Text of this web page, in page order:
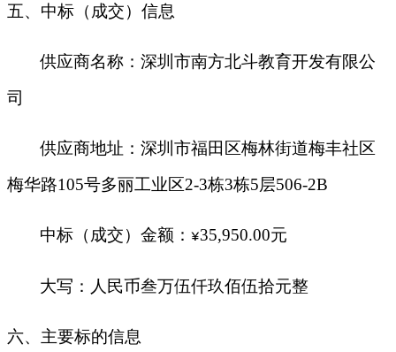
五、中标（成交）信息
供应商名称： 深圳市南方北斗教育开发有限公
司
供应商地址：深圳市福田区梅林街道梅丰社区
梅华路105号多丽工业区2-3栋3栋5层506-2B
中标（成交）金额： ¥35,950.00元
大写：人民币叁万伍仟玖佰伍拾元整
六、主要标的信息